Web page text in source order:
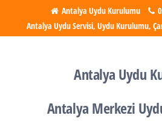
atla
Antalya Uydu Kurulumu
Antalya Uydu Servisi, Uydu Kurulumu,
Antalya Uydu
Antalya Merkezi